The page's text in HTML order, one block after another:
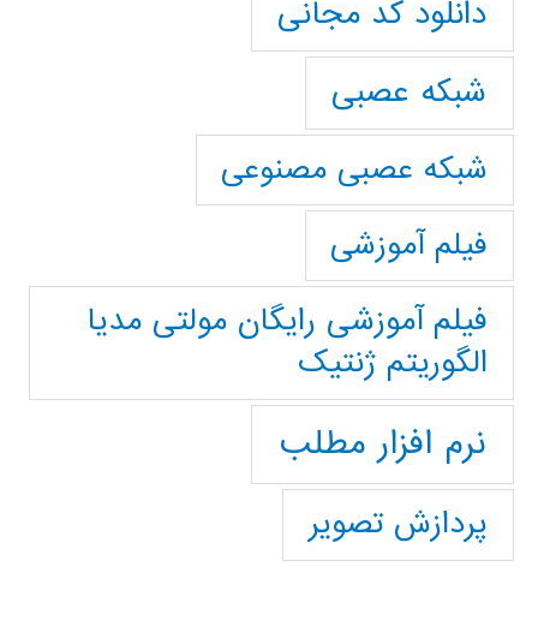
دانلود کد مجانی
شبکه عصبی
شبکه عصبی مصنوعی
فیلم آموزشی
فیلم آموزشی رایگان مولتی مدیا
الگوریتم ژنتیک
نرم افزار مطلب
پردازش تصویر